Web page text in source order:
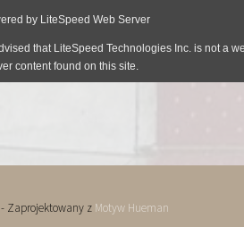
- Zaprojektowany z Motyw Hueman